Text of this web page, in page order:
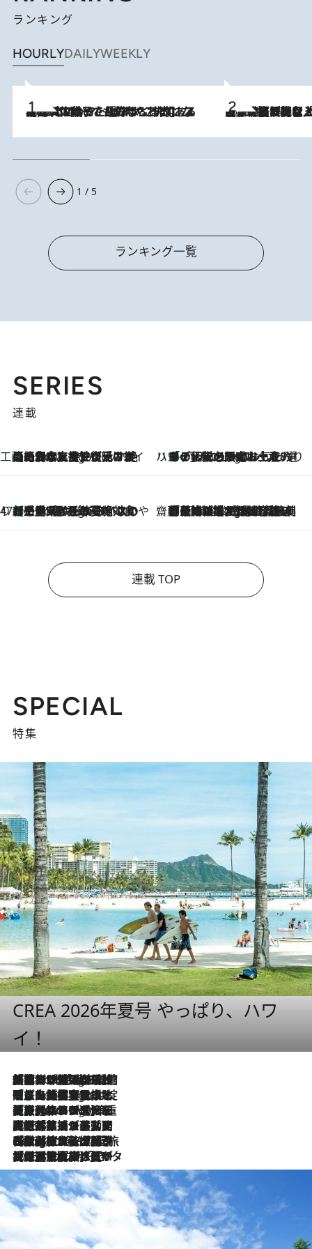
ランキング
HOURLYDAILYWEEKLY
2026.8.5
【阿川佐和子さんの年とる力】なぜ70代で始めた趣味は“こんなに楽しい”のか？ ピアノ、俳句…スランプに陥っても続けられる“ある秘訣”とは 2026.8.5
【なぜ吉沢亮は「気配を消せる」のか？】興行収入208億の『国宝』を経て挑むミュージカル『ディア・エヴァン・ハンセン』。トップ俳優が舞台上でさらけ出した“孤独”とは
1 / 5
ランキング一覧
SERIES
連載
工藤まやのおもてなしハワイ
7 Hours Ago
【ハワイ土産】ローカルの絶大な支持で復活！ 絶品の幻クッキー《元ファンの日本人女性が受け継いだ名店》 ハワイ賢者 リサのお気に入りリスト7 Hours Ago
あの伝説の限定トートも！ リニューアルした「ディーン＆デルーカ ハワイ」で必須のお土産8選
47都道府県の手みやげ ひんやりスイーツで夏を満喫
7 Hours Ago
【三重県】この夏絶対食べたい 冷やしておいしいおやつ3選 お餅×アイスの新感覚スイーツ 齋藤 薫 美容脳ルネサンス
7 Hours Ago
「荷物が増えるほど旅ストレスは増す」美容ジャーナリストがたどり着いた最終結論。“化粧品を劇的に減らす”感動の凝縮美容とは
連載 TOP
SPECIAL
特集
CREA 2026年夏号 やっぱり、ハワ
イ！
7 Hours Ago
「荷物が増えるほど旅ストレスは増す」美容ジャーナリストがたどり着いた最終結論。“化粧品を劇的に減らす”感動の凝縮美容とは
7 Hours Ago
「旅先には金髪ウィッグを持参」日本と同じメイクでは損してる!? 美容ジャーナリストが提案する“掟破りの旅美容”とは
7 Hours Ago
【厳選旅コスメ】「身軽さ＆UV対策重視！」ヘアアーティストshucoが選んだ夏旅ベストコスメを発表【Mサイズジップ】
2026.8.5
【厳選旅コスメ】国内をあちこち移動する河井菜摘が選んだ夏旅ベストコスメ発表！「リラックスアイテムはマスト」【Mサイズジップ】
2026.8.4
【厳選旅コスメ】「紫外線＆乾燥対策しながらメイク感も！」ヘア＆メイクGeorgeが選んだ夏旅ベストコスメを発表！【Mサイズジップ】
2026.8.3
【厳選旅コスメ】「保湿もタイパ重視！」“サウナ好き”タレント清水みさとが愛用する夏旅ベストコスメを発表！【Mサイズジップ】